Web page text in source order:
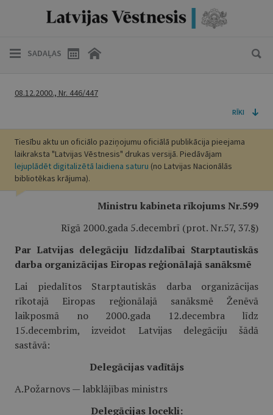
SADAĻAS
08.12.2000., Nr. 446/447
RĪKI
Tiesību aktu un oficiālo paziņojumu oficiālā publikācija pieejama
laikraksta "Latvijas Vēstnesis" drukas versijā. Piedāvājam
lejuplādēt digitalizētā laidiena saturu (no Latvijas Nacionālās
bibliotēkas krājuma).
Ministru kabineta rīkojums Nr.599
Rīgā 2000.gada 5.decembrī (prot. Nr.57, 37.§)
Par Latvijas delegāciju līdzdalībai Starptautiskās
darba organizācijas Eiropas reģionālajā sanāksmē
Lai piedalītos Starptautiskās darba organizācijas
rīkotajā Eiropas reģionālajā sanāksmē Ženēvā
laikposmā no 2000.gada 12.decembra līdz
15.decembrim, izveidot Latvijas delegāciju šādā
sastāvā:
Delegācijas vadītājs
A.Požarnovs — labklājības ministrs
Delegācijas locekļi: